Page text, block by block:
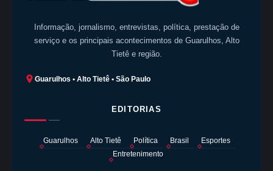
Informação, jornalismo, entrevistas, política, prestação de
serviço e os principais acontecimentos de Guarulhos, Alto
Tietê e região.
Guarulhos • Alto Tietê • São Paulo
EDITORIAS
Guarulhos Alto Tietê Política Brasil
Esportes
Entretenimento